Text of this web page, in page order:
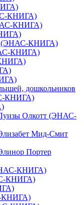
КНИГА)
КНИГА)
(ЭНАС-КНИГА)
КНИГА)
дошкольников
КНИГА)
Олкотт (ЭНАС-
Мид-Смит
Портер
КНИГА)
КНИГА)
КНИГА)